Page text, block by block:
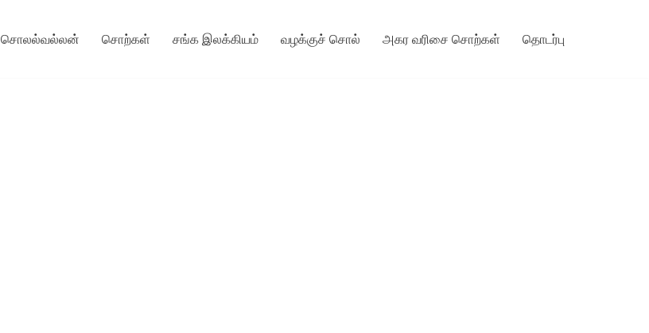
சொலல்வல்லன் சொற்கள் சங்க இலக்கியம் வழக்குச் சொல் அகர வரிசை சொற்கள் தொடர்பு